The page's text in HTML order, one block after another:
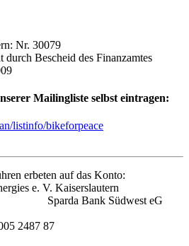
Nr. 30079
Bescheid des Finanzamtes
Mailingliste selbst eintragen:
listinfo/bikeforpeace
erbeten auf das Konto:
e. V. Kaiserslautern
Sparda Bank Südwest eG
2487 87